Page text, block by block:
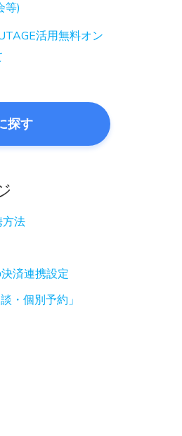
等)
活用無料オン
探す
方法
済連携設定
・個別予約」